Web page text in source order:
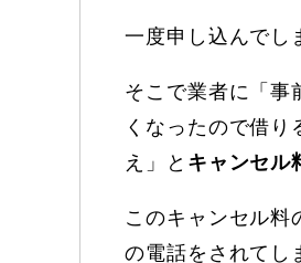
一度申し込んでし
そこで業者に「事
くなったので借
え」と キャンセル
このキャンセル料
の電話をされてし